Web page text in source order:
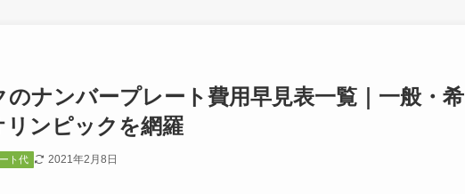
のナンバープレート費用早見表一覧｜一般・希
リンピックを網羅
ト代 2021年2月8日